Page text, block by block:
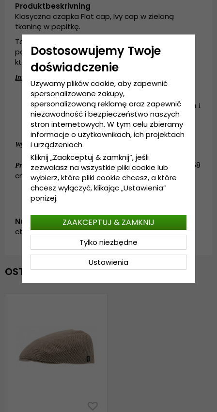
Produktbeskrivning
Klasyczna czapka Flat cap, Ivy cap w zieloną
tkaninę w pepitkę.
Ta czapka to doskonały wybór ekologiczny,
ponieważ jest wykonana z resztek materiałów,
które nie są marnowane.
Informacje szczegółowe
4-centymetrowe rondo.
Wykonana z resztki materiału w 58% wełny, 37% lnu i
5% jedwabiu
Podszewka: 100% Wiskoza
Wykonanie:Wełny, lnu, jedwabiu
Przewodnik po rozmiarach:Small - 56 cm. Medium - 58
cm. Large - 60 cm. X-Large - 62 cm.
Numer artykułu:
cth.edward.pepita
OSTATNIO OGLĄDANE
Dostosowujemy Twoje
doświadczenie
Używamy plików cookie, aby zapewnić
spersonalizowane zakupy,
spersonalizowaną reklamę oraz zapewnić
niezawodność i bezpieczeństwo naszych
stron internetowych. W tym celu zbieramy
informacje o użytkownikach, ich projektach
i urządzeniach.
Kliknij „Zaakceptuj & zamknij”, jeśli
zezwalasz na wszystkie pliki cookie lub
wybierz, które pliki cookie chcesz, a które
chcesz wyłączyć, klikając „Ustawienia”
poniżej.
Ustawienia
Tylko niezbędne
ZAAKCEPTUJ & ZAMKNIJ